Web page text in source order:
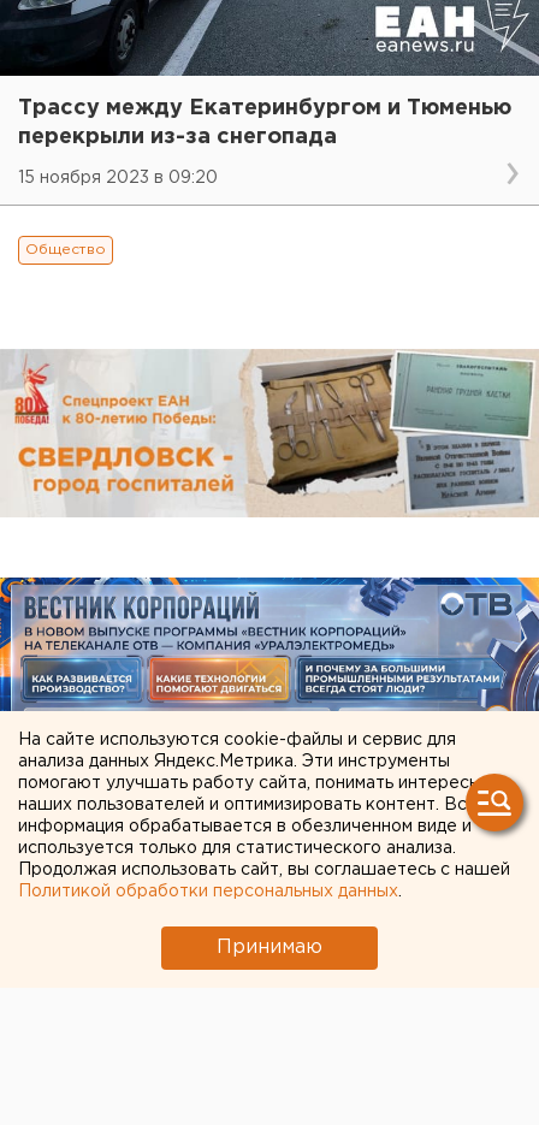
Трассу между Екатеринбургом и Тюменью
перекрыли из-за снегопада
15 ноября 2023 в 09:20
Общество
ЧИТАЙТЕ ТАКЖЕ:
Беспилотная опасность объявлена в
Челябинской области
Названы самые популярные направления у
свердловских абитуриентов
На сайте используются cookie-файлы и сервис для
анализа данных Яндекс.Метрика. Эти инструменты
помогают улучшать работу сайта, понимать интересы
наших пользователей и оптимизировать контент. Вся
информация обрабатывается в обезличенном виде и
используется только для статистического анализа.
Продолжая использовать сайт, вы соглашаетесь с нашей
Политикой обработки персональных данных
Принимаю